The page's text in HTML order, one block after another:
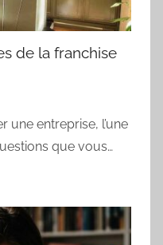
de la franchise
une entreprise, l’une
que vous…